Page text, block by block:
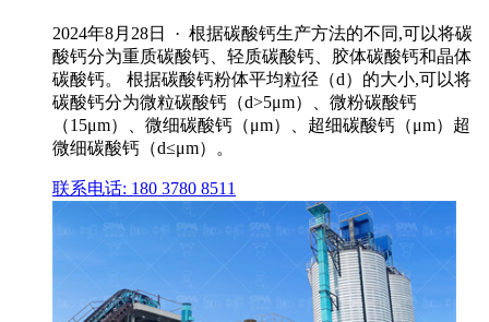
2024年8月28日 · 根据碳酸钙生产方法的不同,可以将碳
酸钙分为重质碳酸钙、轻质碳酸钙、胶体碳酸钙和晶体
碳酸钙。 根据碳酸钙粉体平均粒径（d）的大小,可以将
碳酸钙分为微粒碳酸钙（d>5μm）、微粉碳酸钙
（15μm）、微细碳酸钙（μm）、超细碳酸钙（μm）超
微细碳酸钙（d≤μm）。
联系电话: 180 3780 8511